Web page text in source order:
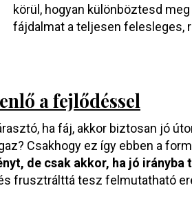
körül, hogyan különböztesd
fájdalmat a teljesen felesleges,
a fejlődéssel
ha fáj, akkor biztosan jó
Csakhogy ez így ebben a
de csak akkor, ha jó irányba
frusztrálttá tesz felmutatható